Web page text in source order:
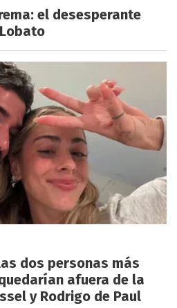
el desesperante
dos personas más
afuera de la
y Rodrigo de Paul